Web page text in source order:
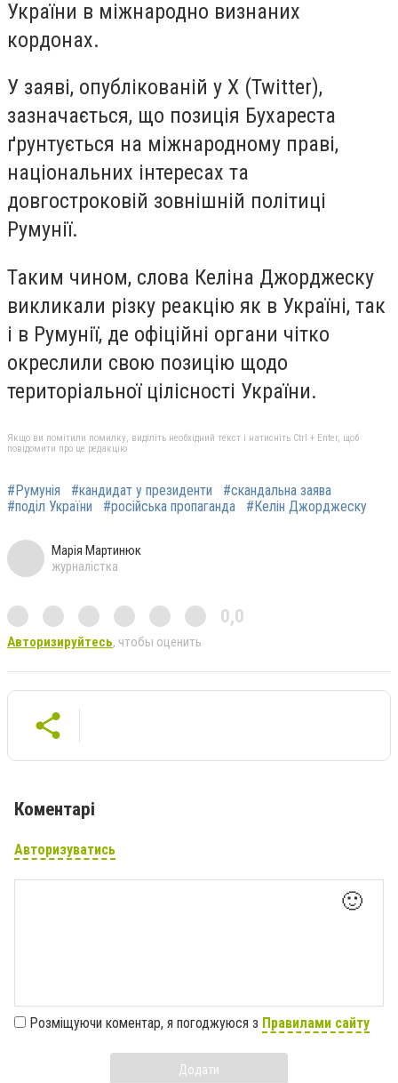
України в міжнародно визнаних
кордонах.
У заяві, опублікованій у X (Twitter),
зазначається, що позиція Бухареста
ґрунтується на міжнародному праві,
національних інтересах та
довгостроковій зовнішній політиці
Румунії.
Таким чином, слова Келіна Джорджеску
викликали різку реакцію як в Україні, так
і в Румунії, де офіційні органи чітко
окреслили свою позицію щодо
територіальної цілісності України.
Якщо ви помітили помилку, виділіть необхідний текст і натисніть Ctrl + Enter, щоб
повідомити про це редакцію
#Румунія #кандидат у президенти
#скандальна заява
#поділ України
#російська пропаганда #Келін Джорджеску
Марія Мартинюк
журналістка
0,0
Авторизируйтесь, чтобы оценить
Коментарі
Авторизуватись
🙂
Розміщуючи коментар, я погоджуюся з Правилами сайту
Додати